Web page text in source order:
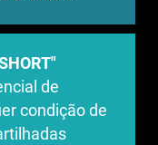
de
condição de